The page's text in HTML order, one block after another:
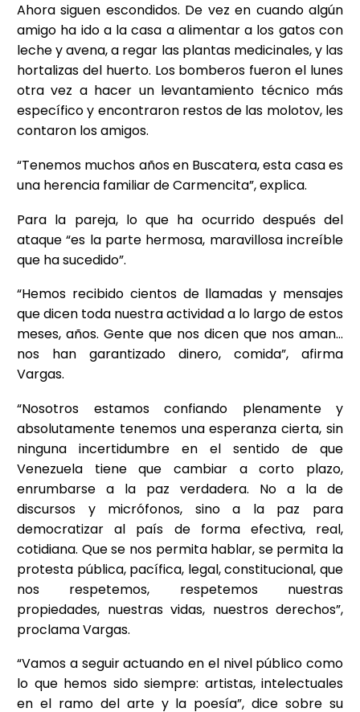
Ahora siguen escondidos. De vez en cuando algún
amigo ha ido a la casa a alimentar a los gatos con
leche y avena, a regar las plantas medicinales, y las
hortalizas del huerto. Los bomberos fueron el lunes
otra vez a hacer un levantamiento técnico más
específico y encontraron restos de las molotov, les
contaron los amigos.
“Tenemos muchos años en Buscatera, esta casa es
una herencia familiar de Carmencita”, explica.
Para la pareja, lo que ha ocurrido después del
ataque “es la parte hermosa, maravillosa increíble
que ha sucedido”.
“Hemos recibido cientos de llamadas y mensajes
que dicen toda nuestra actividad a lo largo de estos
meses, años. Gente que nos dicen que nos aman…
nos han garantizado dinero, comida”, afirma
Vargas.
“Nosotros estamos confiando plenamente y
absolutamente tenemos una esperanza cierta, sin
ninguna incertidumbre en el sentido de que
Venezuela tiene que cambiar a corto plazo,
enrumbarse a la paz verdadera. No a la de
discursos y micrófonos, sino a la paz para
democratizar al país de forma efectiva, real,
cotidiana. Que se nos permita hablar, se permita la
protesta pública, pacífica, legal, constitucional, que
nos respetemos, respetemos nuestras
propiedades, nuestras vidas, nuestros derechos”,
proclama Vargas.
“Vamos a seguir actuando en el nivel público como
lo que hemos sido siempre: artistas, intelectuales
en el ramo del arte y la poesía”, dice sobre su